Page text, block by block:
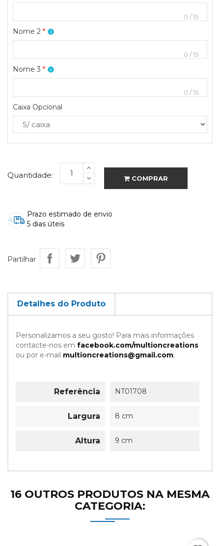
0 /15
Nome 2 * info
0 /15
Nome 3 * info
0 /15
Caixa Opcional
Quantidade: COMPRAR
Prazo estimado de envio
5 dias úteis
Partilhar
Detalhes do Produto
Personalizamos a seu gosto! Para mais informações
contacte-nos em facebook.com/multioncreations
ou por e-mail multioncreations@gmail.com.
Referência NT01708
Largura 8 cm
Altura 9 cm
16 OUTROS PRODUTOS NA MESMA
CATEGORIA: